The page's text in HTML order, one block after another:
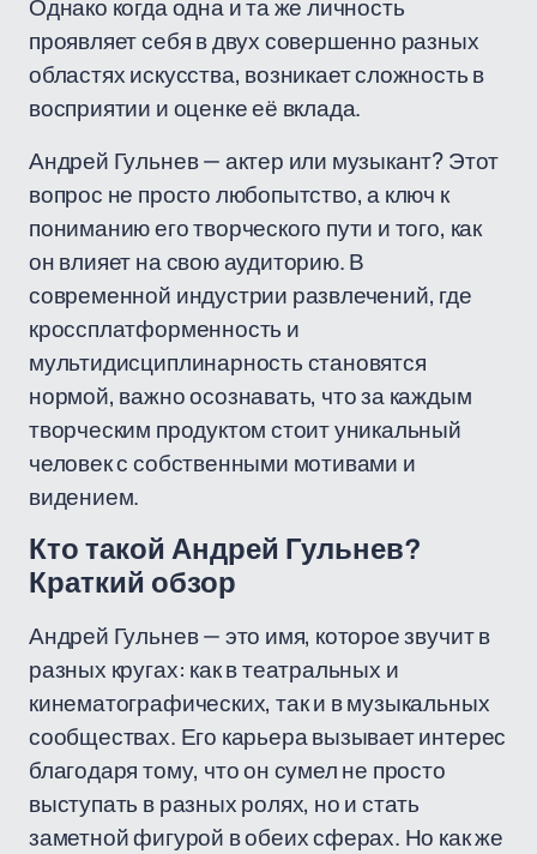
Однако когда одна и та же личность
проявляет себя в двух совершенно разных
областях искусства, возникает сложность в
восприятии и оценке её вклада.
Андрей Гульнев — актер или музыкант? Этот
вопрос не просто любопытство, а ключ к
пониманию его творческого пути и того, как
он влияет на свою аудиторию. В
современной индустрии развлечений, где
кроссплатформенность и
мультидисциплинарность становятся
нормой, важно осознавать, что за каждым
творческим продуктом стоит уникальный
человек с собственными мотивами и
видением.
Кто такой Андрей Гульнев?
Краткий обзор
Андрей Гульнев — это имя, которое звучит в
разных кругах: как в театральных и
кинематографических, так и в музыкальных
сообществах. Его карьера вызывает интерес
благодаря тому, что он сумел не просто
выступать в разных ролях, но и стать
заметной фигурой в обеих сферах. Но как же